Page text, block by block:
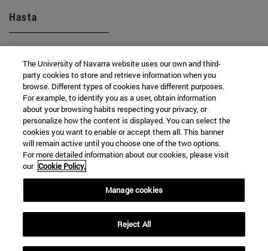
Hasta
BUSCAR
The University of Navarra website uses our own and third-
party cookies to store and retrieve information when you
browse. Different types of cookies have different purposes.
For example, to identify you as a user, obtain information
about your browsing habits respecting your privacy, or
personalize how the content is displayed. You can select the
cookies you want to enable or accept them all. This banner
will remain active until you choose one of the two options.
For more detailed information about our cookies, please visit
our Cookie Policy.
Manage cookies
Reject All